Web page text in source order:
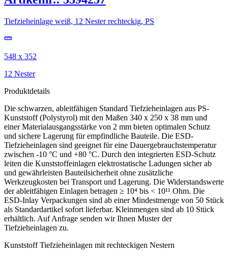
Tiefzieheinlage weiß, 12 Nester rechteckig, PS
548 x 352
12 Nester
Produktdetails
Die schwarzen, ableitfähigen Standard Tiefzieheinlagen aus PS-
Kunststoff (Polystyrol) mit den Maßen 340 x 250 x 38 mm und
einer Materialausgangsstärke von 2 mm bieten optimalen Schutz
und sichere Lagerung für empfindliche Bauteile. Die ESD-
Tiefzieheinlagen sind geeignet für eine Dauergebrauchstemperatur
zwischen -10 °C und +80 °C. Durch den integrierten ESD-Schutz
leiten die Kunststoffeinlagen elektrostatische Ladungen sicher ab
und gewährleisten Bauteilsicherheit ohne zusätzliche
Werkzeugkosten bei Transport und Lagerung. Die Widerstandswerte
der ableitfähigen Einlagen betragen ≥ 10⁴ bis < 10¹¹ Ohm. Die
ESD-Inlay Verpackungen sind ab einer Mindestmenge von 50 Stück
als Standardartikel sofort lieferbar. Kleinmengen sind ab 10 Stück
erhältlich. Auf Anfrage senden wir Ihnen Muster der
Tiefzieheinlagen zu.
Kunststoff Tiefzieheinlagen mit rechteckigen Nestern